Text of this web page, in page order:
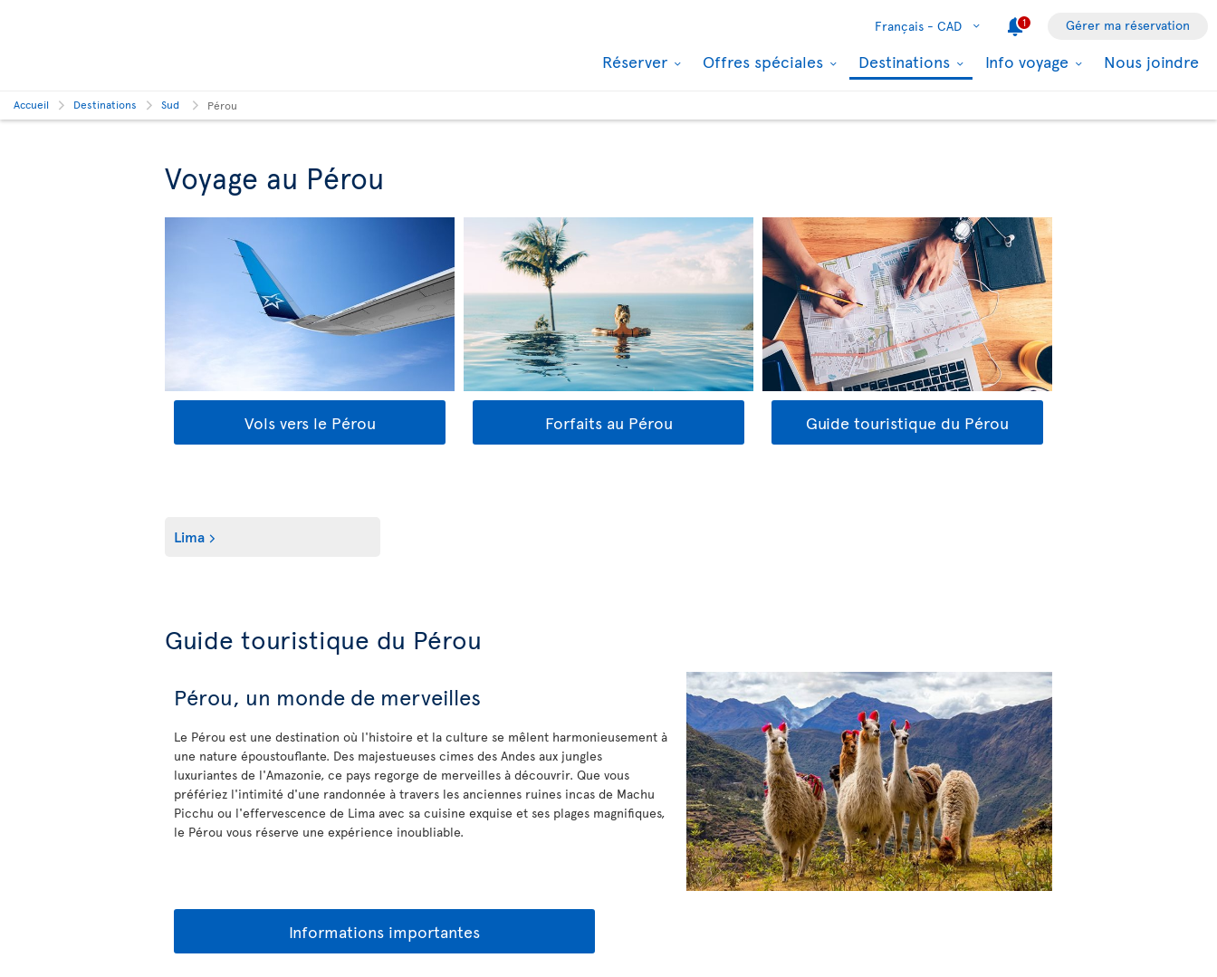
Français - CAD 1 Gérer ma réservation
Réserver Offres spéciales Destinations Info voyage Nous joindre
Accueil Destinations Sud Pérou
Voyage au Pérou
Vols vers le Pérou Forfaits au Pérou Guide touristique du Pérou
Lima
Guide touristique du Pérou
Pérou, un monde de merveilles
Le Pérou est une destination où l'histoire et la culture se mêlent harmonieusement à
une nature époustouflante. Des majestueuses cimes des Andes aux jungles
luxuriantes de l'Amazonie, ce pays regorge de merveilles à découvrir. Que vous
préfériez l'intimité d'une randonnée à travers les anciennes ruines incas de Machu
Picchu ou l'effervescence de Lima avec sa cuisine exquise et ses plages magnifiques,
le Pérou vous réserve une expérience inoubliable.
Informations importantes